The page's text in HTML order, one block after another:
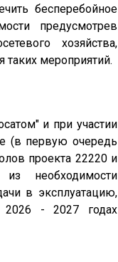
бесперебойное
предусмотрев
хозяйства,
таких мероприятий.
и при участии
(в первую очередь
проекта 22220 и
из необходимости
в эксплуатацию,
2026 - 2027 годах